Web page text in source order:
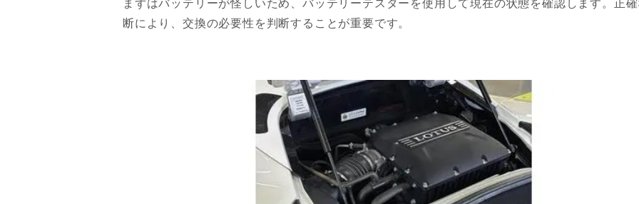
まずはバッテリーが怪しいため、バッテリーテスターを使用して現在の状態を確認します。正
断により、交換の必要性を判断することが重要です。